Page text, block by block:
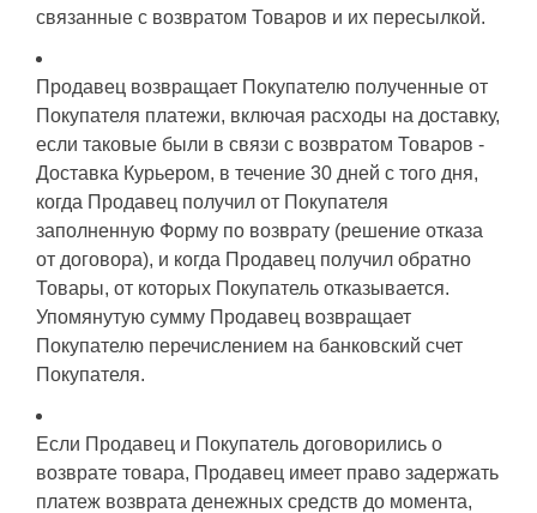
связанные с возвратом Товаров и их пересылкой.
Продавец возвращает Покупателю полученные от
Покупателя платежи, включая расходы на доставку,
если таковые были в связи с возвратом Товаров -
Доставка Курьером, в течение 30 дней с того дня,
когда Продавец получил от Покупателя
заполненную Форму по возврату (решение отказа
от договора), и когда Продавец получил обратно
Товары, от которых Покупатель отказывается.
Упомянутую сумму Продавец возвращает
Покупателю перечислением на банковский счет
Покупателя.
Если Продавец и Покупатель договорились о
возврате товара, Продавец имеет право задержать
платеж возврата денежных средств до момента,